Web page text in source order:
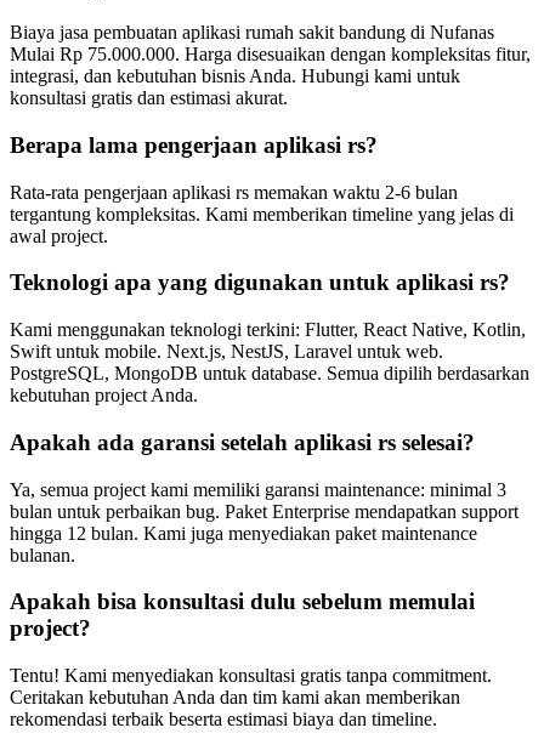
Biaya jasa pembuatan aplikasi rumah sakit bandung di Nufanas
Mulai Rp 75.000.000. Harga disesuaikan dengan kompleksitas fitur,
integrasi, dan kebutuhan bisnis Anda. Hubungi kami untuk
konsultasi gratis dan estimasi akurat.
Berapa lama pengerjaan aplikasi rs?
Rata-rata pengerjaan aplikasi rs memakan waktu 2-6 bulan
tergantung kompleksitas. Kami memberikan timeline yang jelas di
awal project.
Teknologi apa yang digunakan untuk aplikasi rs?
Kami menggunakan teknologi terkini: Flutter, React Native, Kotlin,
Swift untuk mobile. Next.js, NestJS, Laravel untuk web.
PostgreSQL, MongoDB untuk database. Semua dipilih berdasarkan
kebutuhan project Anda.
Apakah ada garansi setelah aplikasi rs selesai?
Ya, semua project kami memiliki garansi maintenance: minimal 3
bulan untuk perbaikan bug. Paket Enterprise mendapatkan support
hingga 12 bulan. Kami juga menyediakan paket maintenance
bulanan.
Apakah bisa konsultasi dulu sebelum memulai
project?
Tentu! Kami menyediakan konsultasi gratis tanpa commitment.
Ceritakan kebutuhan Anda dan tim kami akan memberikan
rekomendasi terbaik beserta estimasi biaya dan timeline.